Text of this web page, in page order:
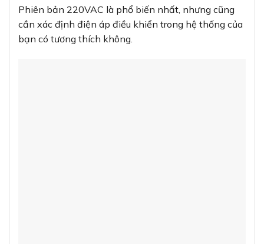
Phiên bản 220VAC là phổ biến nhất, nhưng cũng
cần xác định điện áp điều khiển trong hệ thống của
bạn có tương thích không.